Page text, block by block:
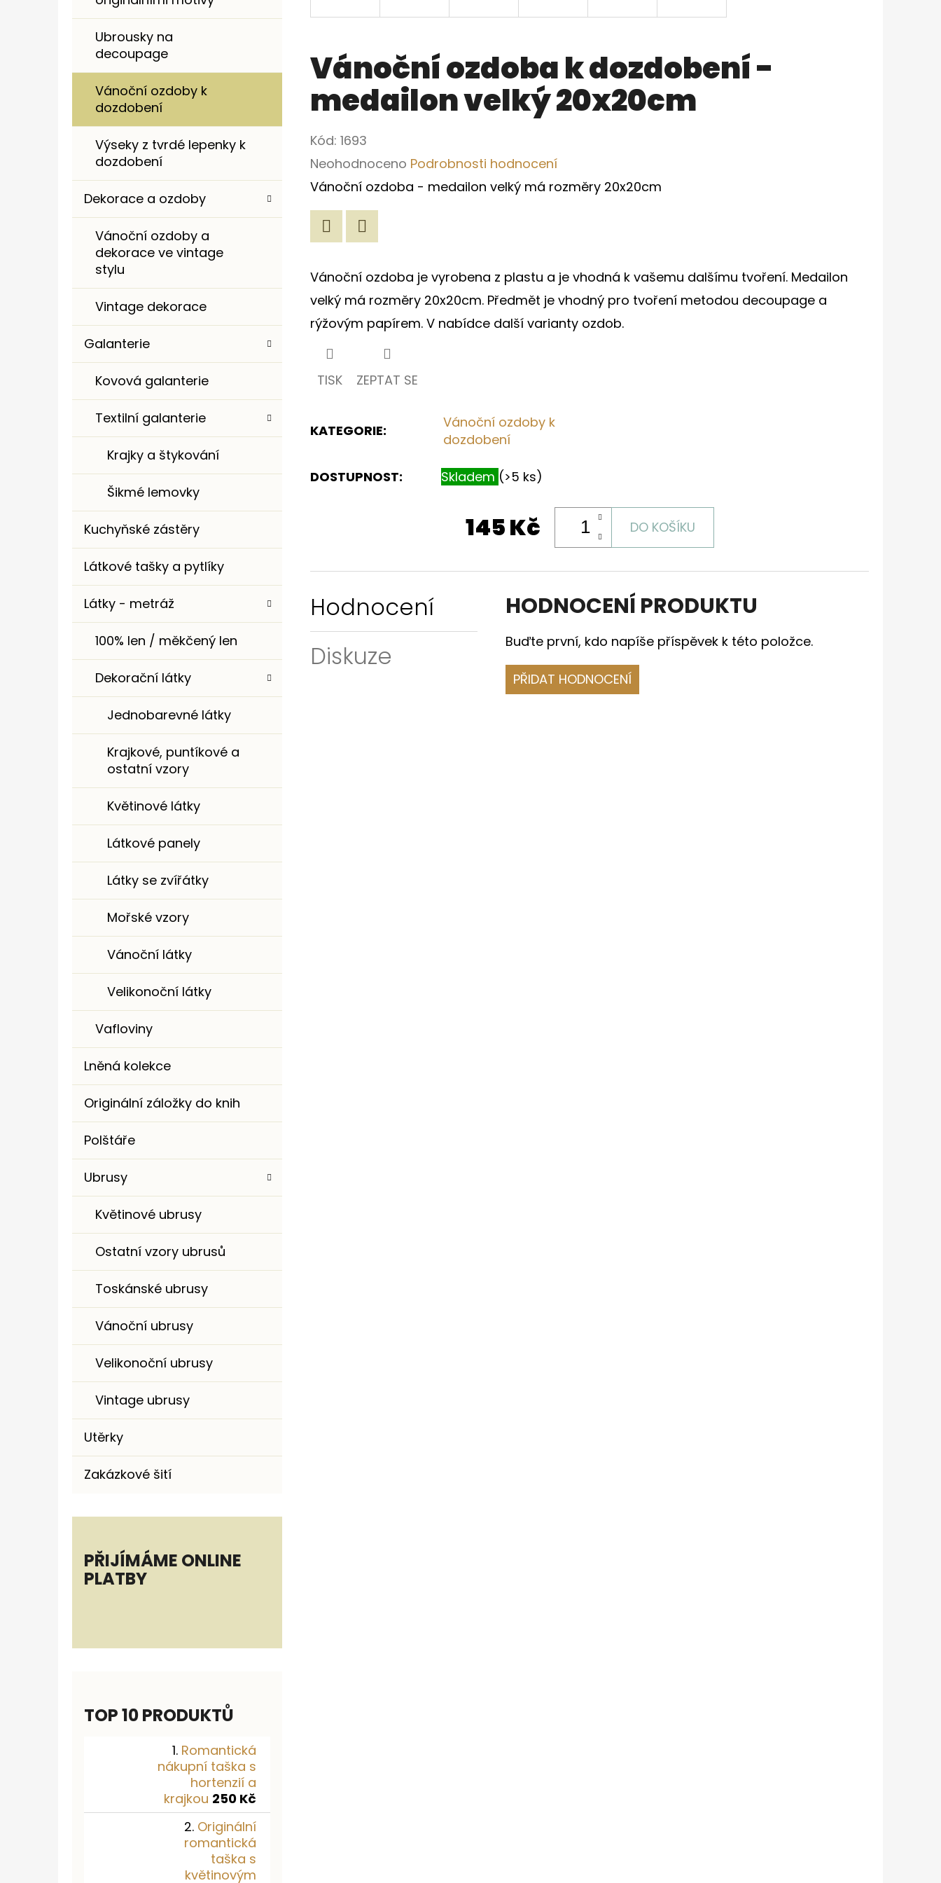
Ubrousky na
decoupage
Vánoční ozdoby k
dozdobení
Výseky z tvrdé lepenky k
dozdobení
Dekorace a ozdoby
Vánoční ozdoby a
dekorace ve vintage
stylu
Vintage dekorace
Galanterie
Kovová galanterie
Textilní galanterie
Krajky a štykování
Šikmé lemovky
Kuchyňské zástěry
Látkové tašky a pytlíky
Látky - metráž
100% len / měkčený len
Dekorační látky
Jednobarevné látky
Krajkové, puntíkové a
ostatní vzory
Květinové látky
Látkové panely
Látky se zvířátky
Mořské vzory
Vánoční látky
Velikonoční látky
Vafloviny
Lněná kolekce
Originální záložky do knih
Polštáře
Ubrusy
Květinové ubrusy
Ostatní vzory ubrusů
Toskánské ubrusy
Vánoční ubrusy
Velikonoční ubrusy
Vintage ubrusy
Utěrky
Zakázkové šití
PŘIJÍMÁME ONLINE
PLATBY
TOP 10 PRODUKTŮ
Romantická
nákupní taška s
hortenzií a
krajkou 250 Kč
Originální
romantická
taška s
květinovým
Vánoční ozdoba k dozdobení -
medailon velký 20x20cm
Kód: 1693
Průměrné
hodnocení
produktu
z
5
hvězdiček.
Neohodnoceno Podrobnosti hodnocení
Vánoční ozdoba - medailon velký má rozměry 20x20cm
Vánoční ozdoba je vyrobena z plastu a je vhodná k vašemu dalšímu tvoření. Medailon
velký má rozměry 20x20cm. Předmět je vhodný pro tvoření metodou decoupage a
rýžovým papírem. V nabídce další varianty ozdob.
TISK ZEPTAT SE
KATEGORIE:
Vánoční ozdoby k
dozdobení
DOSTUPNOST: Skladem (>5 ks)
145 Kč DO KOŠÍKU
Hodnocení
Diskuze
HODNOCENÍ PRODUKTU
Buďte první, kdo napíše příspěvek k této položce.
PŘIDAT HODNOCENÍ